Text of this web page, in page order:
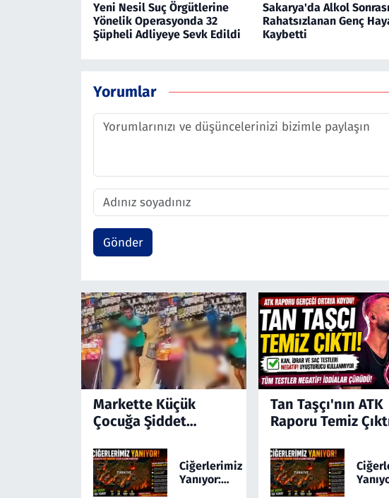
Yeni Nesil Suç Örgütlerine
Yönelik Operasyonda 32
Şüpheli Adliyeye Sevk Edildi
Sakarya'da Alkol Sonrası
Rahatsızlanan Genç
Kaybetti
Yorumlar
Gönder
Markette Küçük
Çocuğa Şiddet
Ayağa Kaldıran
Olayda Şüpheli
Gözaltında
Ciğerlerimiz
Yanıyor:
Tan Taşçı'nın ATK
Raporu Temiz